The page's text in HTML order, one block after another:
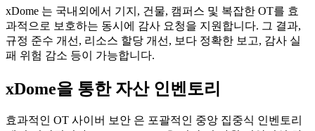
xDome 는 국내외에서 기지, 건물, 캠퍼스 및 복잡한 OT를 효
과적으로 보호하는 동시에 감사 요청을 지원합니다. 그 결과,
규정 준수 개선, 리소스 할당 개선, 보다 정확한 보고, 감사 실
패 위험 감소 등이 가능합니다.
xDome을 통한 자산 인벤토리
효과적인 OT 사이버 보안 은 포괄적인 중앙 집중식 인벤토리